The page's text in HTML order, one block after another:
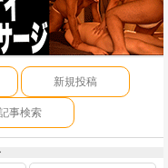
新規投稿
事検索